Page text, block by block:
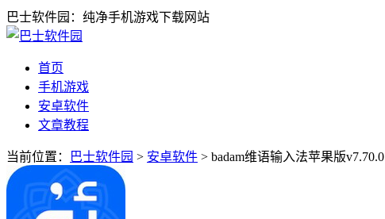
巴士软件园：纯净手机游戏下载网站
首页
手机游戏
安卓软件
文章教程
当前位置： 巴士软件园 > 安卓软件 > badam维语输入法苹果版v7.70.0